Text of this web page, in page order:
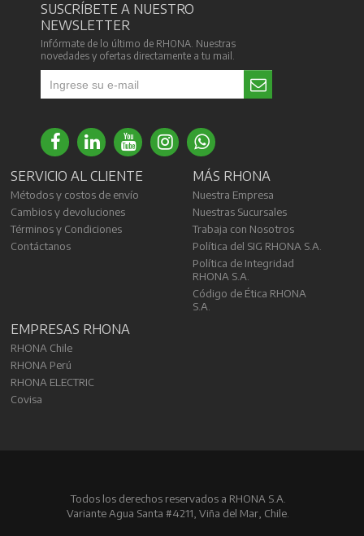
SUSCRÍBETE A NUESTRO
NEWSLETTER
Infórmate de lo último de RHONA. Nuestras
novedades y ofertas directamente a tu mail.
SERVICIO AL CLIENTE
Métodos y costos de envío
Cambios y devoluciones
Términos y Condiciones
Contáctanos
MÁS RHONA
Nuestra Empresa
Nuestras Sucursales
Trabaja con Nosotros
Política del SIG RHONA S.A.
Política de Integridad
RHONA S.A.
Código de Ética RHONA
S.A.
EMPRESAS RHONA
RHONA Chile
RHONA Perú
RHONA ELECTRIC
Covisa
Todos los derechos reservados a RHONA S.A.
Variante Agua Santa #4211, Viña del Mar, Chile.